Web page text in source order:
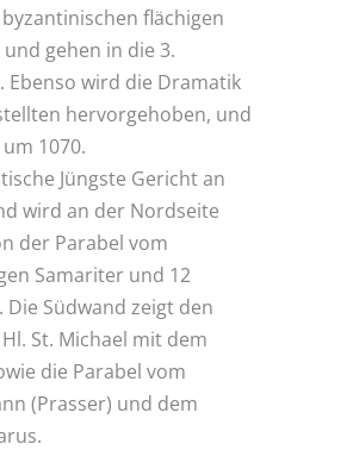
flächigen
gehen in die 3.
Ebenso wird die Dramatik
hervorgehoben, und
1070.
Jüngste Gericht an
wird an der Nordseite
der Parabel vom
Samariter und 12
Die Südwand zeigt den
St. Michael mit dem
die Parabel vom
(Prasser) und dem